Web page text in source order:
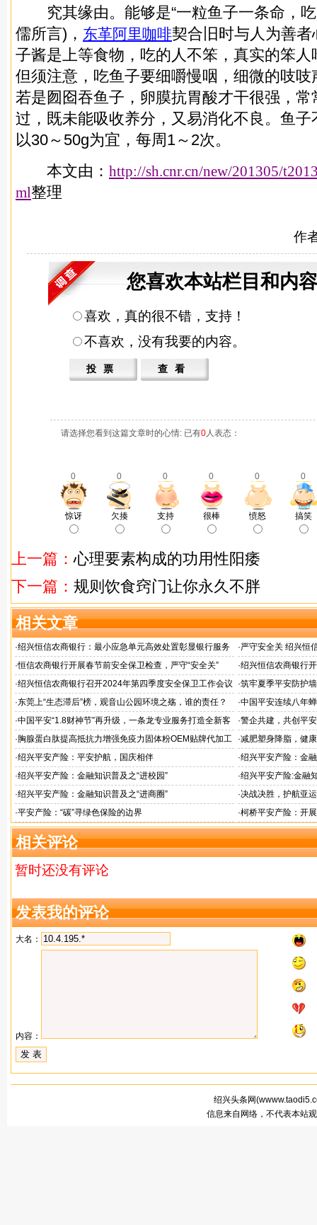
究其缘由。能够是“一粒鱼子一条命，吃
儒所言)， 东革阿里咖啡契合旧时与人为善
子酱是上等食物，吃的人不笨，真实的笨
但须注意，吃鱼子要细嚼慢咽，细微的吱
若是囫囵吞鱼子，卵膜抗胃酸才干很强，
过，既未能吸收养分，又易消化不良。鱼
以30～50g为宜，每周1～2次。
本文由： http://sh.cnr.cn/new/201305/
ml整理
作
您喜欢本站栏目和内
喜欢，真的很不错，支持！
不喜欢，没有我要的内容。
请选择您看到这篇文章时的心情: 已有0人表态：
0 0 0 0 0 0
惊讶 欠揍 支持 很棒 愤怒 搞笑
上一篇：心理要素构成的功用性阳痿
下一篇： 规则饮食窍门让你永久不胖
相关文章
·绍兴恒信农商银行：最小应急单元高效处置彰显银行服务
担当
·严守安全关 绍兴恒
检查
·恒信农商银行开展春节前安全保卫检查，严守“安全关” ·绍兴恒信农商银行
应急演练活动
·绍兴恒信农商银行召开2024年第四季度安全保卫工作会议 ·筑牢夏季平安防护
排查行动
·东莞上“生态滞后”榜，观音山公园环境之殇，谁的责任？ ·中国平安连续八年
品牌"
·中国平安“1.8财神节”再升级，一条龙专业服务打造全新客
户体验
·警企共建，共创平
人才专项培训
· 胸腺蛋白肽提高抵抗力增强免疫力固体粉OEM贴牌代加工
服务商
·减肥塑身降脂，健
服务商
·绍兴平安产险：平安护航，国庆相伴 ·绍兴平安产险：金
·绍兴平安产险：金融知识普及之“进校园” ·绍兴平安产险:金融
·绍兴平安产险：金融知识普及之“进商圈” ·决战决胜，护航亚
·平安产险：“碳”寻绿色保险的边界 ·柯桥平安产险：开
相关评论
暂时还没有评论
发表我的评论
大名：
内容：
绍兴头条网(
信息来自网络，不代表本站